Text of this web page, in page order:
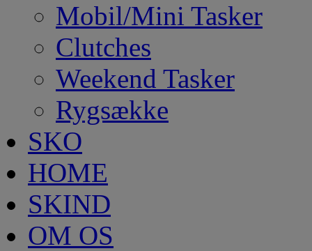
Mobil/Mini Tasker
Clutches
Weekend Tasker
Rygsække
SKO
HOME
SKIND
OM OS